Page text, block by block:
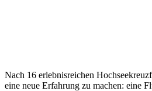
Nach 16 erlebnisreichen
eine neue Erfahrung zu machen: eine